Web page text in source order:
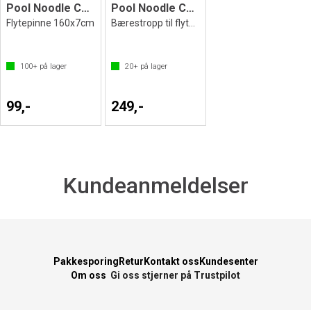
Pool Noodle Comfy - 1 stk.
Flytepinne 160x7cm
100+ på lager
99,-
Pool Noodle Comfy stropp til 20 stk.
20+ på lager
249,-
Kundeanmeldelser
Pakkesporing Retur Kontakt oss Kundesenter
Om oss Gi oss stjerner på Trustpilot